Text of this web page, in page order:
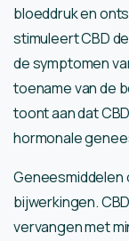
bloeddruk en
stimuleert CBD
de symptomen
toename van de
toont aan dat
hormonale
bijwerkingen.
vervangen met